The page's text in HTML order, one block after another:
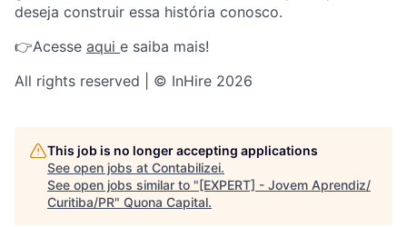
deseja construir essa história conosco.
👉Acesse aqui e saiba mais!
All rights reserved | © InHire 2026
This job is no longer accepting applications
See open jobs at Contabilizei.
See open jobs similar to "[EXPERT] - Jovem Aprendiz/
Curitiba/PR" Quona Capital.